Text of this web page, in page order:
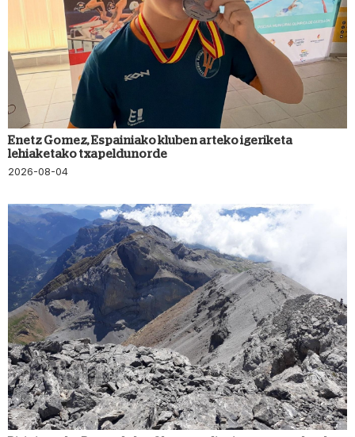
Enetz Gomez, Espainiako kluben arteko igeriketa
lehiaketako txapeldunorde
2026-08-04